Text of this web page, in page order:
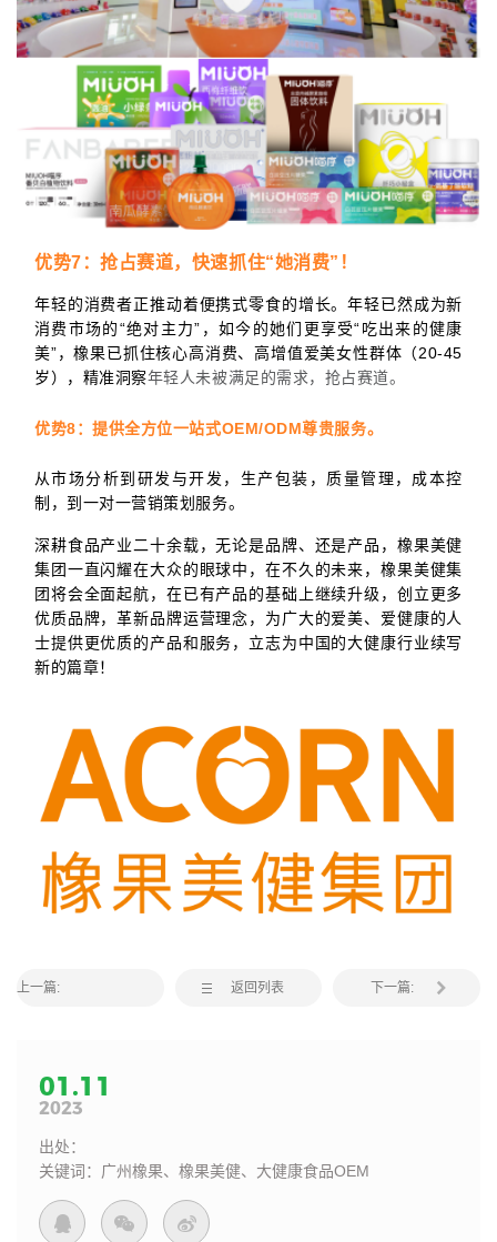
优势7：抢占赛道，快速抓住“她消费”！
年轻的消费者正推动着便携式零食的增长。年轻已然成为新
消费市场的“绝对主力”，如今的她们更享受“吃出来的健康
美”，橡果已抓住核心高消费、高增值爱美女性群体（20-45
岁），精准洞察年轻人未被满足的需求，抢占赛道。
优势8：提供全方位一站式OEM/ODM尊贵服务。
从市场分析到研发与开发，生产包装，质量管理，成本控
制，到一对一营销策划服务。
深耕食品产业二十余载，无论是品牌、还是产品，橡果美健
集团一直闪耀在大众的眼球中，在不久的未来，橡果美健集
团将会全面起航，在已有产品的基础上继续升级，创立更多
优质品牌，革新品牌运营理念，为广大的爱美、爱健康的人
士提供更优质的产品和服务，立志为中国的大健康行业续写
新的篇章！
上一篇: 返回列表 下一篇:
01.11
2023
出处：
关键词：广州橡果、橡果美健、大健康食品OEM